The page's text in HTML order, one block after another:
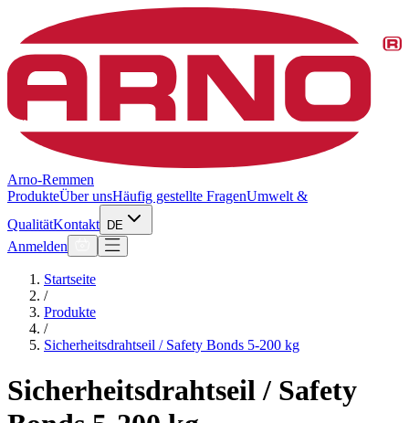
Arno-Remmen
ProdukteÜber unsHäufig gestellte FragenUmwelt &
QualitätKontakt DE
Anmelden
Startseite
/
Produkte
/
Sicherheitsdrahtseil / Safety Bonds 5-200 kg
Sicherheitsdrahtseil / Safety